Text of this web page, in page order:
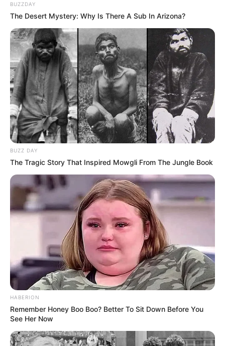
BUZZDAY
The Desert Mystery: Why Is There A Sub In Arizona?
BUZZ DAY
The Tragic Story That Inspired Mowgli From The Jungle Book
HABERION
Remember Honey Boo Boo? Better To Sit Down Before You
See Her Now